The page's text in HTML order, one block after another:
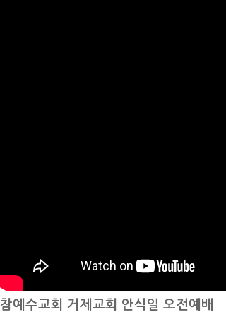
참예수교회 거제교회 안식일 오전예배